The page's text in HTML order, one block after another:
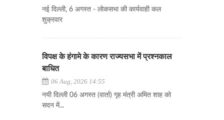
नई दिल्ली, 6 अगस्त - लोकसभा की कार्यवाही कल
शुक्रवार
विपक्ष के हंगामे के कारण राज्यसभा में प्रश्नकाल
बाधित
06 Aug, 2026 14:55
नयी दिल्ली 06 अगस्त (वार्ता) गृह मंत्री अमित शाह को
सदन में...